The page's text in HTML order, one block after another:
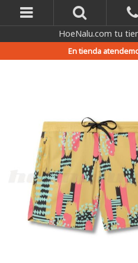
HoeNalu.com tu
En tienda